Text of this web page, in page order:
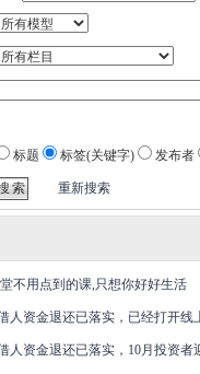
标题 标签(关键字) 发布者
重新搜索
不用点到的课,只想你好好生活
人资金退还已落实，已经打开线
人资金退还已落实，10月投资者